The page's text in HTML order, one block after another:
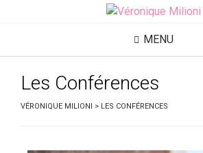
MENU
Les Conférences
VÉRONIQUE MILIONI > LES CONFÉRENCES